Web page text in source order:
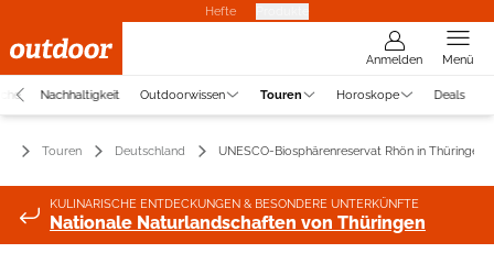
Hefte
Anmelden Menü
Nachhaltigkeit Outdoorwissen Touren Horoskope Deals
Touren Deutschland UNESCO-Biosphärenreservat Rhön in Thüringen
KULINARISCHE ENTDECKUNGEN & BESONDERE UNTERKÜNFTE
Nationale Naturlandschaften von Thüringen